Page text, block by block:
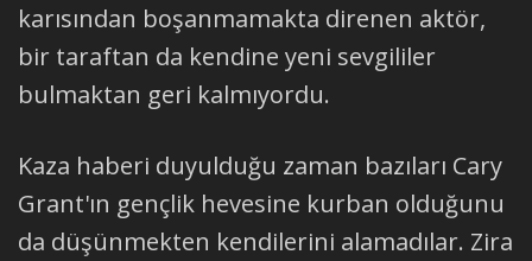
karısından boşanmamakta direnen aktör,
bir taraftan da kendine yeni sevgililer
bulmaktan geri kalmıyordu.
Kaza haberi duyulduğu zaman bazıları Cary
Grant'ın gençlik hevesine kurban olduğunu
da düşünmekten kendilerini alamadılar. Zira